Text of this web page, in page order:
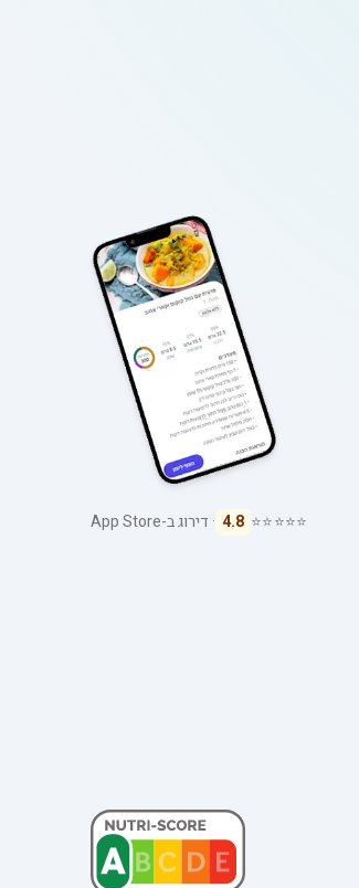
⭐⭐⭐⭐⭐
4.8 · דירוג ב-App Store